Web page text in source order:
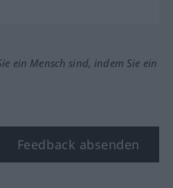
ein Mensch sind, indem Sie ein
Feedback absenden